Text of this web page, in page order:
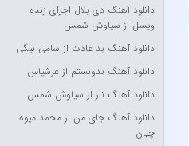
Andre Schnura & Timmy
Trumpet & Alexandra Stan
Anyma Ellie Goulding
Arsha Michaels
Ava Max
دانلود آهنگ دی بلال اجرای زنده
ویسل از سیاوش شمس
دانلود آهنگ بد عادت از سامی بیگی
دانلود آهنگ ندونستم از عرشیاس
دانلود آهنگ ناز از سیاوش شمس
دانلود آهنگ جای من از محمد میوه
چیان